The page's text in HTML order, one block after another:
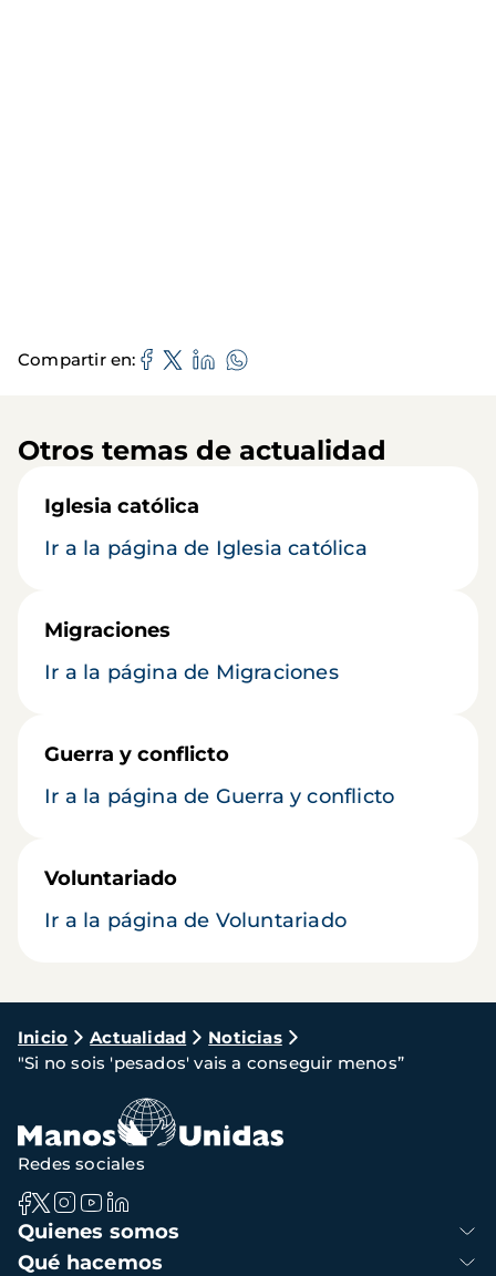
Compartir en
Otros temas de actualidad
Iglesia católica
Ir a la página de Iglesia católica
Migraciones
Ir a la página de Migraciones
Guerra y conflicto
Ir a la página de Guerra y conflicto
Voluntariado
Ir a la página de Voluntariado
Ruta
de
navegación
Inicio Actualidad
Noticias
"Si no sois 'pesados' vais a conseguir menos”
Navegación
principal
Quienes somos
Qué hacemos
Redes sociales